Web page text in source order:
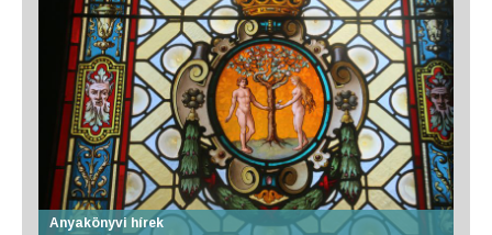
Anyakönyvi hírek